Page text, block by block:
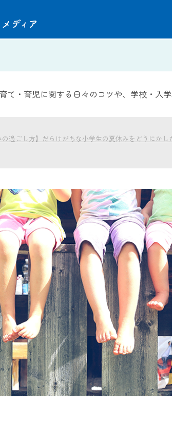
て・育児に関する日々のコツや、学校・入
の過ごし方】だらけがちな小学生の夏休みをどうにかし